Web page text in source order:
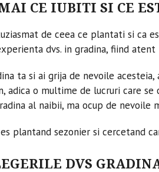
CE IUBITI SI CE
de ceea ce plantati si ca
dvs. in gradina, fiind
ta si ai grija de nevoile acesteia,
adica o multime de lucruri care
al naibii, ma ocup de nevoile
plantand sezonier si cercetand
DVS